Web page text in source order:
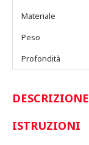
Materiale
Peso
Profondità
DESCRIZIONE
ISTRUZIONI